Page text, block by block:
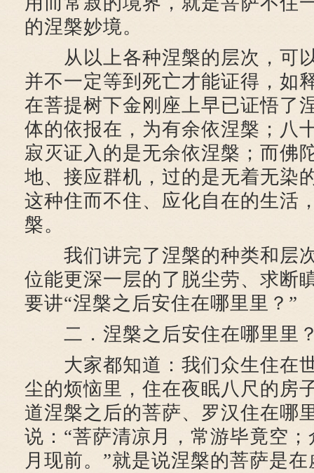
的涅槃妙境。
从以上各种涅槃的层次，可
并不一定等到死亡才能证得，如
在菩提树下金刚座上早已证悟了
体的依报在，为有余依涅槃；八
寂灭证入的是无余依涅槃；而佛
地、接应群机，过的是无着无染
这种住而不住、应化自在的生活
槃。
我们讲完了涅槃的种类和层
位能更深一层的了脱尘劳、求断
要讲“涅槃之后安住在哪里里？”
二．涅槃之后安住在哪里里
大家都知道：我们众生住在
尘的烦恼里，住在夜眠八尺的房
道涅槃之后的菩萨、罗汉住在哪
说：“菩萨清凉月，常游毕竟空
月现前。”就是说涅槃的菩萨是